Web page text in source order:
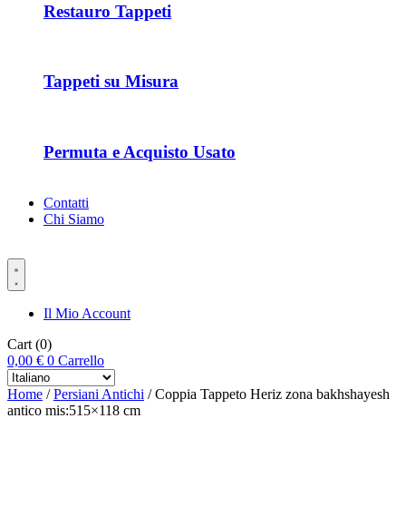
Restauro Tappeti
Tappeti su Misura
Permuta e Acquisto Usato
Contatti
Chi Siamo
Il Mio Account
Cart (0)
0,00 € 0 Carrello
Home /Persiani Antichi / Coppia Tappeto Heriz zona bakhshayesh
antico mis:515×118 cm